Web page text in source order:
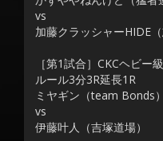
vs
加藤クラッシャーHIDE（
［第1試合］CKCヘビ
ルール3分3R延長1R
ミヤギン（team Bonds）
vs
伊藤叶人（吉塚道場）